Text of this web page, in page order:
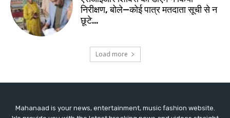
Mahanaad is your news, entertainment, music fashion website.